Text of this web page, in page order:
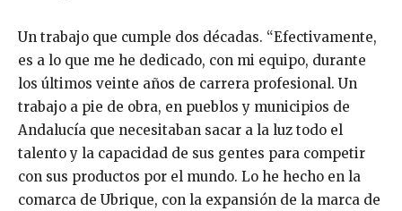
Un trabajo que cumple dos décadas. “Efectivamente,
es a lo que me he dedicado, con mi equipo, durante
los últimos veinte años de carrera profesional. Un
trabajo a pie de obra, en pueblos y municipios de
Andalucía que necesitaban sacar a la luz todo el
talento y la capacidad de sus gentes para competir
con sus productos por el mundo. Lo he hecho en la
comarca de Ubrique, con la expansión de la marca de